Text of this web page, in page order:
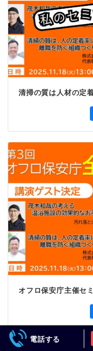
清掃の質は人材の定
オフロ保安庁主催セ
電話する